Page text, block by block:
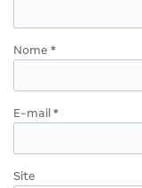
Nome *
E-mail *
Site